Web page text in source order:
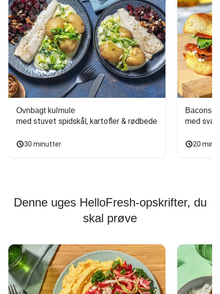
Ovnbagt kulmule
med stuvet spidskål, kartofler & rødbede
30 minutter
med
20
Denne uges HelloFresh-opskrifter, du
skal prøve